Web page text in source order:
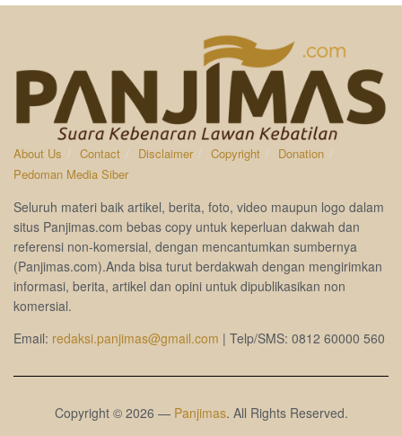
About Us Contact Disclaimer Copyright
Donation
Pedoman Media Siber
Seluruh materi baik artikel, berita, foto, video maupun logo dalam
situs Panjimas.com bebas copy untuk keperluan dakwah dan
referensi non-komersial, dengan mencantumkan sumbernya
(Panjimas.com).Anda bisa turut berdakwah dengan mengirimkan
informasi, berita, artikel dan opini untuk dipublikasikan non
komersial.
Email: redaksi.panjimas@gmail.com | Telp/SMS: 0812 60000 560
Copyright © 2026 — Panjimas. All Rights Reserved.